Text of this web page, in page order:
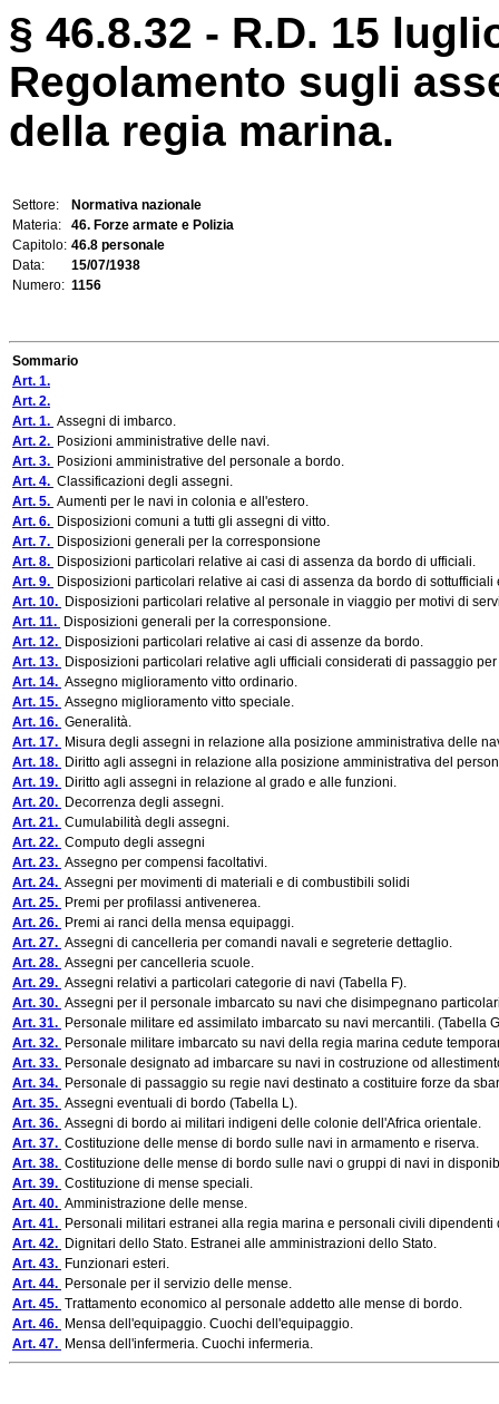
§ 46.8.32 - R.D. 15
Regolamento sugli
della regia marina.
Settore:
Normativa nazionale
Materia:
46. Forze armate e Polizia
Capitolo: 46.8 personale
Data:
15/07/1938
Numero: 1156
Sommario
Art. 1.
Art. 2.
Art. 1. Assegni di imbarco.
Art. 2. Posizioni amministrative delle navi.
Art. 3. Posizioni amministrative del personale a bordo.
Art. 4. Classificazioni degli assegni.
Art. 5. Aumenti per le navi in colonia e all'estero.
Art. 6. Disposizioni comuni a tutti gli assegni di vitto.
Art. 7. Disposizioni generali per la corresponsione
Art. 8. Disposizioni particolari relative ai casi di assenza da bordo di ufficiali.
Art. 9. Disposizioni particolari relative ai casi di assenza da bordo di sottufficiali
Art. 10. Disposizioni particolari relative al personale in viaggio per motivi di
Art. 11. Disposizioni generali per la corresponsione.
Art. 12. Disposizioni particolari relative ai casi di assenze da bordo.
Art. 13. Disposizioni particolari relative agli ufficiali considerati di passaggio
Art. 14. Assegno miglioramento vitto ordinario.
Art. 15. Assegno miglioramento vitto speciale.
Art. 16. Generalità.
Art. 17. Misura degli assegni in relazione alla posizione amministrativa delle
Art. 18. Diritto agli assegni in relazione alla posizione amministrativa del
Art. 19. Diritto agli assegni in relazione al grado e alle funzioni.
Art. 20. Decorrenza degli assegni.
Art. 21. Cumulabilità degli assegni.
Art. 22. Computo degli assegni
Art. 23. Assegno per compensi facoltativi.
Art. 24. Assegni per movimenti di materiali e di combustibili solidi
Art. 25. Premi per profilassi antivenerea.
Art. 26. Premi ai ranci della mensa equipaggi.
Art. 27. Assegni di cancelleria per comandi navali e segreterie dettaglio.
Art. 28. Assegni per cancelleria scuole.
Art. 29. Assegni relativi a particolari categorie di navi (Tabella F).
Art. 30. Assegni per il personale imbarcato su navi che disimpegnano
Art. 31. Personale militare ed assimilato imbarcato su navi mercantili. (Tabella
Art. 32. Personale militare imbarcato su navi della regia marina cedute
Art. 33. Personale designato ad imbarcare su navi in costruzione od
Art. 34. Personale di passaggio su regie navi destinato a costituire forze da
Art. 35. Assegni eventuali di bordo (Tabella L).
Art. 36. Assegni di bordo ai militari indigeni delle colonie dell'Africa orientale.
Art. 37. Costituzione delle mense di bordo sulle navi in armamento e riserva.
Art. 38. Costituzione delle mense di bordo sulle navi o gruppi di navi in
Art. 39. Costituzione di mense speciali.
Art. 40. Amministrazione delle mense.
Art. 41. Personali militari estranei alla regia marina e personali civili
Art. 42. Dignitari dello Stato. Estranei alle amministrazioni dello Stato.
Art. 43. Funzionari esteri.
Art. 44. Personale per il servizio delle mense.
Art. 45. Trattamento economico al personale addetto alle mense di bordo.
Art. 46. Mensa dell'equipaggio. Cuochi dell'equipaggio.
Art. 47. Mensa dell'infermeria. Cuochi infermeria.